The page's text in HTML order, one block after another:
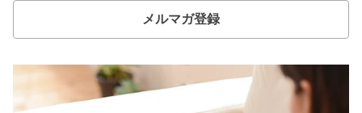
メルマガ登録